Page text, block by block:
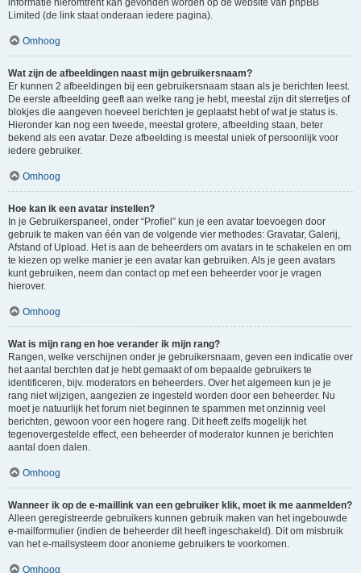
informatie hieromtrent kan gevonden worden op de website van phpBB
Limited (de link staat onderaan iedere pagina).
Omhoog
Wat zijn de afbeeldingen naast mijn gebruikersnaam?
Er kunnen 2 afbeeldingen bij een gebruikersnaam staan als je berichten leest.
De eerste afbeelding geeft aan welke rang je hebt, meestal zijn dit sterretjes of
blokjes die aangeven hoeveel berichten je geplaatst hebt of wat je status is.
Hieronder kan nog een tweede, meestal grotere, afbeelding staan, beter
bekend als een avatar. Deze afbeelding is meestal uniek of persoonlijk voor
iedere gebruiker.
Omhoog
Hoe kan ik een avatar instellen?
In je Gebruikerspaneel, onder “Profiel” kun je een avatar toevoegen door
gebruik te maken van één van de volgende vier methodes: Gravatar, Galerij,
Afstand of Upload. Het is aan de beheerders om avatars in te schakelen en om
te kiezen op welke manier je een avatar kan gebruiken. Als je geen avatars
kunt gebruiken, neem dan contact op met een beheerder voor je vragen
hierover.
Omhoog
Wat is mijn rang en hoe verander ik mijn rang?
Rangen, welke verschijnen onder je gebruikersnaam, geven een indicatie over
het aantal berchten dat je hebt gemaakt of om bepaalde gebruikers te
identificeren, bijv. moderators en beheerders. Over het algemeen kun je je
rang niet wijzigen, aangezien ze ingesteld worden door een beheerder. Nu
moet je natuurlijk het forum niet beginnen te spammen met onzinnig veel
berichten, gewoon voor een hogere rang. Dit heeft zelfs mogelijk het
tegenovergestelde effect, een beheerder of moderator kunnen je berichten
aantal doen dalen.
Omhoog
Wanneer ik op de e-maillink van een gebruiker klik, moet ik me aanmelden?
Alleen geregistreerde gebruikers kunnen gebruik maken van het ingebouwde
e-mailformulier (indien de beheerder dit heeft ingeschakeld). Dit om misbruik
van het e-mailsysteem door anonieme gebruikers te voorkomen.
Omhoog